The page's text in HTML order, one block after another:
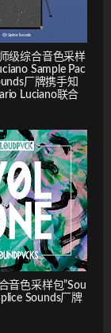
师级综合音色采样
Sample Pac
厂牌携手知
Luciano联合
音色采样包”Sou
Sounds厂牌